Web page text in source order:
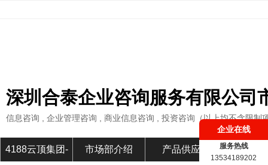
深圳合泰企业咨询服务有限公司
信息咨询 , 企业管理咨询 , 商业信息咨询 , 投资咨询（以上均不含限制
4188云顶集团- 市场部介绍 产品供应 市场部
企业在线
服务热线
13534189202